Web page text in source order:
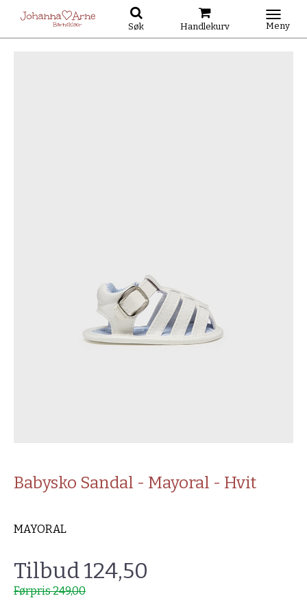
Søk Handlekurv Meny
Babysko Sandal - Mayoral - Hvit
MAYORAL
Tilbud 124,50
Førpris 249,00